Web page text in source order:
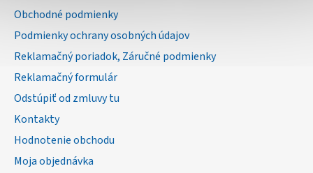
Obchodné podmienky
Podmienky ochrany osobných údajov
Reklamačný poriadok, Záručné podmienky
Reklamačný formulár
Odstúpiť od zmluvy tu
Kontakty
Hodnotenie obchodu
Moja objednávka